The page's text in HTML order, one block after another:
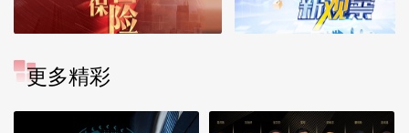
更多精彩